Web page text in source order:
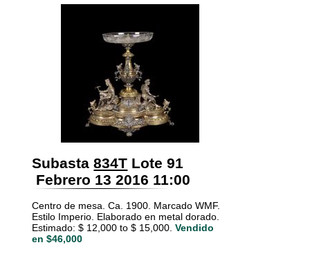
Subasta 834T Lote 91
Febrero 13 2016 11:00
Centro de mesa. Ca. 1900. Marcado WMF.
Estilo Imperio. Elaborado en metal dorado.
Estimado: $ 12,000 to $ 15,000. Vendido
en $46,000